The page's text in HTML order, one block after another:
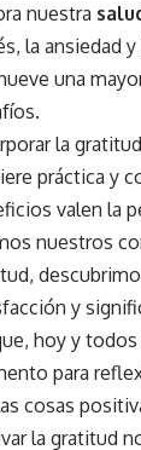
nuestra
la ansiedad
una
la
práctica y
valen la
nuestros
y
hoy y
para
cosas
la gratitud